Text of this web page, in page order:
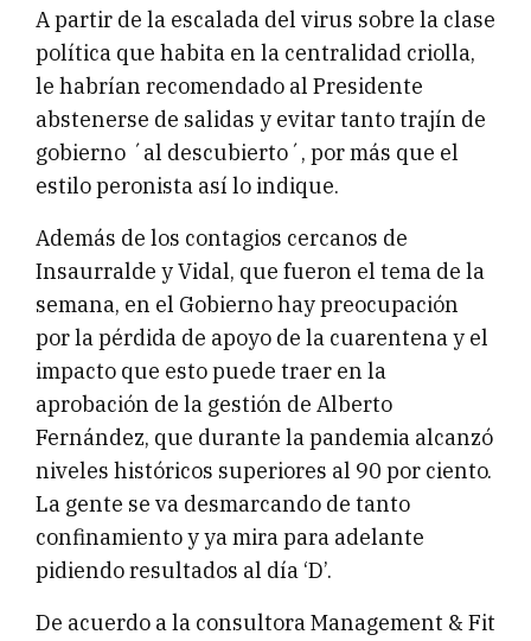
A partir de la escalada del virus sobre la clase
política que habita en la centralidad criolla,
le habrían recomendado al Presidente
abstenerse de salidas y evitar tanto trajín de
gobierno ´al descubierto´, por más que el
estilo peronista así lo indique.
Además de los contagios cercanos de
Insaurralde y Vidal, que fueron el tema de la
semana, en el Gobierno hay preocupación
por la pérdida de apoyo de la cuarentena y el
impacto que esto puede traer en la
aprobación de la gestión de Alberto
Fernández, que durante la pandemia alcanzó
niveles históricos superiores al 90 por ciento.
La gente se va desmarcando de tanto
confinamiento y ya mira para adelante
pidiendo resultados al día ‘D’.
De acuerdo a la consultora Management & Fit